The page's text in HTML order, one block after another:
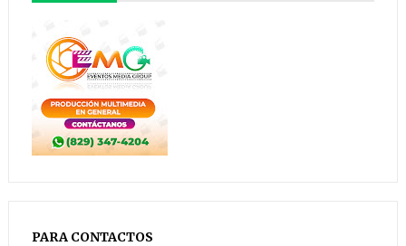
PARA CONTACTOS